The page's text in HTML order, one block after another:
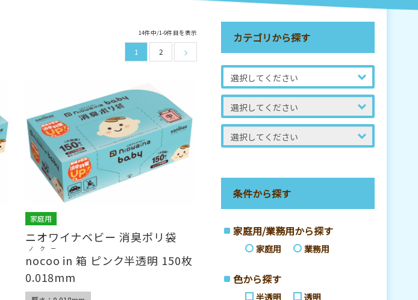
14件中/1-9件目を表示
1 2
家庭用
ニオワイナベビー 消臭ポリ袋
nocoo
ノクー
in 箱 ピンク半透明 150枚
0.018mm
カテゴリから探す
条件から探す
家庭用/業務用から探す
家庭用 業務用
色から探す
半透明
透明